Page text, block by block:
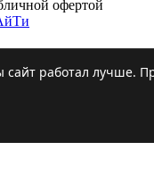
офертой
работал лучше.